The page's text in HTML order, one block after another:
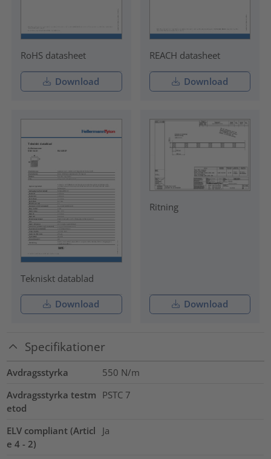
RoHS datasheet
Download
REACH datasheet
Download
Tekniskt datablad
Download
Ritning
Download
Specifikationer
Avdragsstyrka
550 N/m
Avdragsstyrka testm
etod
PSTC 7
ELV compliant (Articl
e 4 - 2)
Ja